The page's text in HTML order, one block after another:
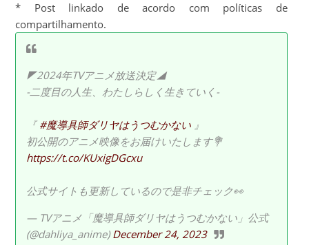
* Post linkado de acordo com políticas de
compartilhamento.
◤2024年TVアニメ放送決定◢
-二度目の人生、わたしらしく生きていく-
『 #魔導具師ダリヤはうつむかない 』
初公開のアニメ映像をお届けいたします💐
https://t.co/KUxigDGcxu
公式サイトも更新しているので是非チェック👀
— TVアニメ「魔導具師ダリヤはうつむかない」公式
(@dahliya_anime)December 24, 2023